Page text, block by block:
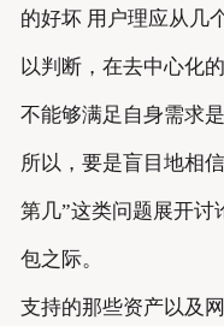
的好坏 用户理应从几
以判断，在去中心化
不能够满足自身需求
所以，要是盲目地相
第几”这类问题展开讨
包之际。
支持的那些资产以及